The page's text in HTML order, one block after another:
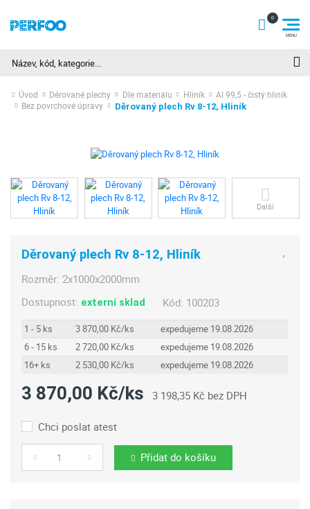
Úvod Děrované plechy Dle materiálu Hliník
Al 99,5 - čistý hliník
Bez povrchové úpravy
Děrovaný plech Rv 8-12, Hliník
Další
Děrovaný plech Rv 8-12, Hliník
Rozměr: 2x1000x2000mm
Dostupnost: externí sklad Kód: 100203
1 - 5 ks 3 870,00 Kč/ks
expedujeme 19.08.2026
6 - 15 ks
2 720,00 Kč/ks
expedujeme 19.08.2026
16+ ks
2 530,00 Kč/ks expedujeme 19.08.2026
3 870,00 Kč/ks 3 198,35 Kč bez DPH
Chci poslat atest
Počet Přidat do košíku